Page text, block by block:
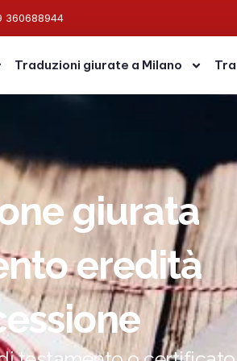
360688944
Traduzioni giurate a Milano
giurata
eredità